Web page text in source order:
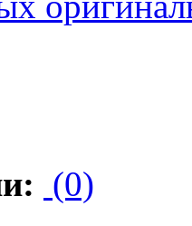
(0)